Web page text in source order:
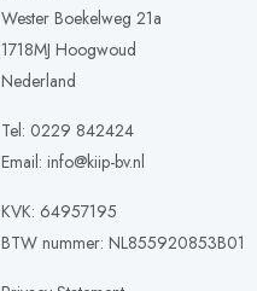
Wester Boekelweg 21a
1718MJ Hoogwoud
Nederland
Tel: 0229 842424
Email: info@kiip-bv.nl
KVK: 64957195
BTW nummer: NL855920853B01